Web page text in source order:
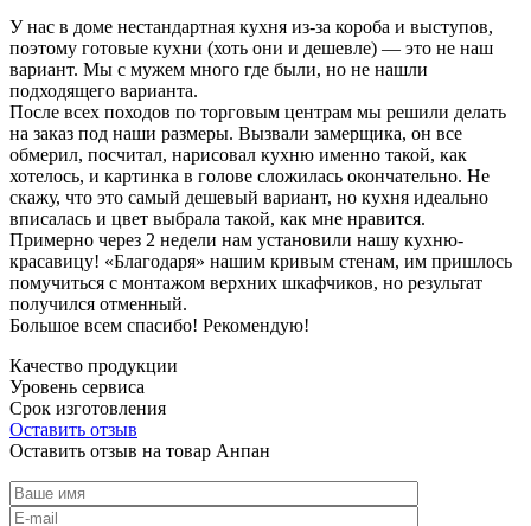
У нас в доме нестандартная кухня из-за короба и выступов,
поэтому готовые кухни (хоть они и дешевле) — это не наш
вариант. Мы с мужем много где были, но не нашли
подходящего варианта.
После всех походов по торговым центрам мы решили делать
на заказ под наши размеры. Вызвали замерщика, он все
обмерил, посчитал, нарисовал кухню именно такой, как
хотелось, и картинка в голове сложилась окончательно. Не
скажу, что это самый дешевый вариант, но кухня идеально
вписалась и цвет выбрала такой, как мне нравится.
Примерно через 2 недели нам установили нашу кухню-
красавицу! «Благодаря» нашим кривым стенам, им пришлось
помучиться с монтажом верхних шкафчиков, но результат
получился отменный.
Большое всем спасибо! Рекомендую!
Качество продукции
Уровень сервиса
Срок изготовления
Оставить отзыв
Оставить отзыв на товар Анпан